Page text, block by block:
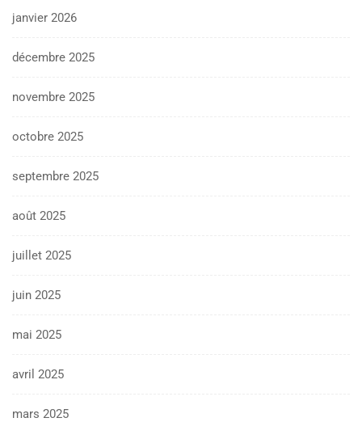
janvier 2026
décembre 2025
novembre 2025
octobre 2025
septembre 2025
août 2025
juillet 2025
juin 2025
mai 2025
avril 2025
mars 2025